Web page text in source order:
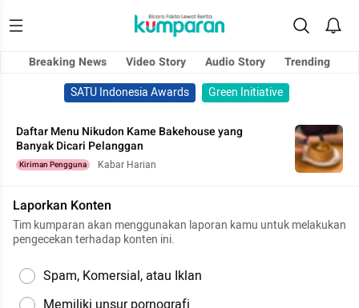
Breaking News Video Story Audio Story
Trending
SATU Indonesia Awards
Green Initiative
Daftar Menu Nikudon Kame Bakehouse yang
Banyak Dicari Pelanggan
Kiriman Pengguna Kabar Harian
Laporkan Konten
Tim kumparan akan menggunakan laporan kamu untuk melakukan
pengecekan terhadap konten ini.
Spam, Komersial, atau Iklan